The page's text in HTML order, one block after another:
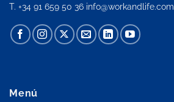
T. +34 91 659 50 36 info@workandlife.com
Menú